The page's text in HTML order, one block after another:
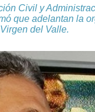
Civil y
que adelantan la
del Valle.